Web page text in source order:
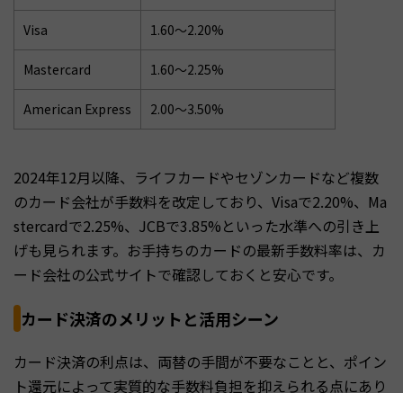
Visa 1.60〜2.20%
Mastercard 1.60〜2.25%
American Express 2.00〜3.50%
2024年12月以降、ライフカードやセゾンカードなど複数
のカード会社が手数料を改定しており、Visaで2.20%、Ma
stercardで2.25%、JCBで3.85%といった水準への引き上
げも見られます。お手持ちのカードの最新手数料率は、カ
ード会社の公式サイトで確認しておくと安心です。
カード決済のメリットと活用シーン
カード決済の利点は、両替の手間が不要なことと、ポイン
ト還元によって実質的な手数料負担を抑えられる点にあり